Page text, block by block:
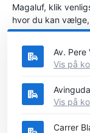
Magaluf, klik
hvor du kan
bil.
Av. Pere
Vis på
Vis på
Carrer